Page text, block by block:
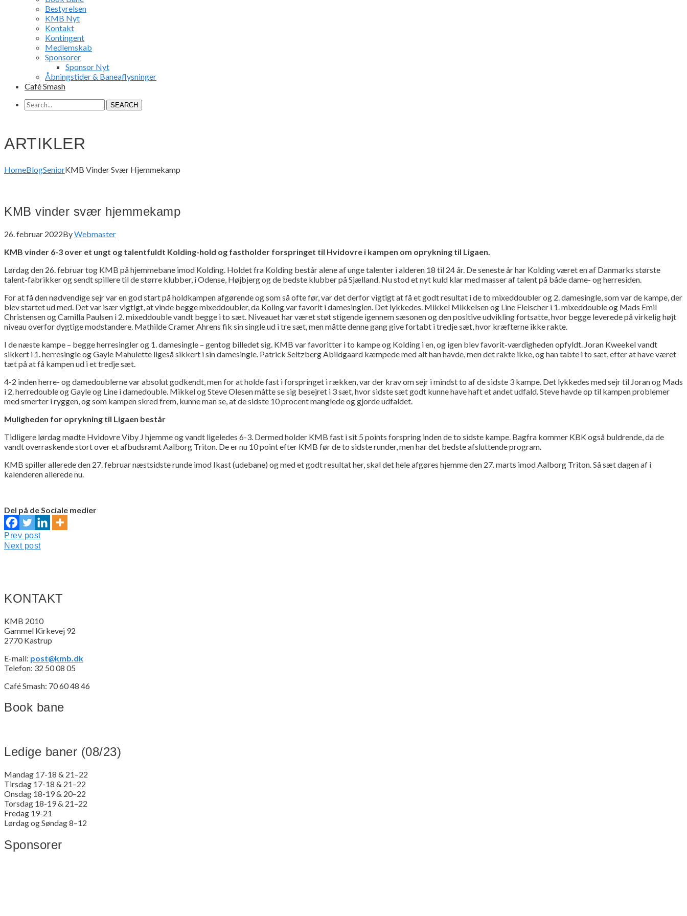
Bestyrelsen
KMB Nyt
Kontakt
Kontingent
Medlemskab
Sponsorer
Sponsor Nyt
Åbningstider & Baneaflysninger
Café Smash
SEARCH
ARTIKLER
HomeBlogSeniorKMB Vinder Svær Hjemmekamp
KMB vinder svær hjemmekamp
26. februar 2022ByWebmaster
KMB vinder 6-3 over et ungt og talentfuldt Kolding-hold og fastholder forspringet til Hvidovre i kampen om oprykning til Ligaen.
Lørdag den 26. februar tog KMB på hjemmebane imod Kolding. Holdet fra Kolding består alene af unge talenter i alderen 18 til 24 år. De seneste år har Kolding været en af Danmarks største
talent-fabrikker og sendt spillere til de større klubber, i Odense, Højbjerg og de bedste klubber på Sjælland. Nu stod et nyt kuld klar med masser af talent på både dame- og herresiden.
For at få den nødvendige sejr var en god start på holdkampen afgørende og som så ofte før, var det derfor vigtigt at få et godt resultat i de to mixeddoubler og 2. damesingle, som var de kampe, der
blev startet ud med. Det var især vigtigt, at vinde begge mixeddoubler, da Koling var favorit i damesinglen. Det lykkedes. Mikkel Mikkelsen og Line Fleischer i 1. mixeddouble og Mads Emil
Christensen og Camilla Paulsen i 2. mixeddouble vandt begge i to sæt. Niveauet har været støt stigende igennem sæsonen og den positive udvikling fortsatte, hvor begge leverede på virkelig højt
niveau overfor dygtige modstandere. Mathilde Cramer Ahrens fik sin single ud i tre sæt, men måtte denne gang give fortabt i tredje sæt, hvor kræfterne ikke rakte.
I de næste kampe – begge herresingler og 1. damesingle – gentog billedet sig. KMB var favoritter i to kampe og Kolding i en, og igen blev favorit-værdigheden opfyldt. Joran Kweekel vandt
sikkert i 1. herresingle og Gayle Mahulette ligeså sikkert i sin damesingle. Patrick Seitzberg Abildgaard kæmpede med alt han havde, men det rakte ikke, og han tabte i to sæt, efter at have været
tæt på at få kampen ud i et tredje sæt.
4-2 inden herre- og damedoublerne var absolut godkendt, men for at holde fast i forspringet i rækken, var der krav om sejr i mindst to af de sidste 3 kampe. Det lykkedes med sejr til Joran og Mads
i 2. herredouble og Gayle og Line i damedouble. Mikkel og Steve Olesen måtte se sig besejret i 3 sæt, hvor sidste sæt godt kunne have haft et andet udfald. Steve havde op til kampen problemer
med smerter i ryggen, og som kampen skred frem, kunne man se, at de sidste 10 procent manglede og gjorde udfaldet.
Muligheden for oprykning til Ligaen består
Tidligere lørdag mødte Hvidovre Viby J hjemme og vandt ligeledes 6-3. Dermed holder KMB fast i sit 5 points forspring inden de to sidste kampe. Bagfra kommer KBK også buldrende, da de
vandt overraskende stort over et afbudsramt Aalborg Triton. De er nu 10 point efter KMB før de to sidste runder, men har det bedste afsluttende program.
KMB spiller allerede den 27. februar næstsidste runde imod Ikast (udebane) og med et godt resultat her, skal det hele afgøres hjemme den 27. marts imod Aalborg Triton. Så sæt dagen af i
kalenderen allerede nu.
Del på de Sociale medier
Indlægsnavigation
Prev postPrev
post:
Next postNext
KONTAKT
KMB 2010
Gammel Kirkevej 92
2770 Kastrup
E-mail: post@kmb.dk
Telefon: 32 50 08 05
Café Smash: 70 60 48 46
Book bane
Ledige baner (08/23)
Mandag 17-18 & 21–22
Tirsdag 17-18 & 21–22
Onsdag 18-19 & 20–22
Torsdag 18-19 & 21–22
Fredag 19-21
Lørdag og Søndag 8–12
Sponsorer